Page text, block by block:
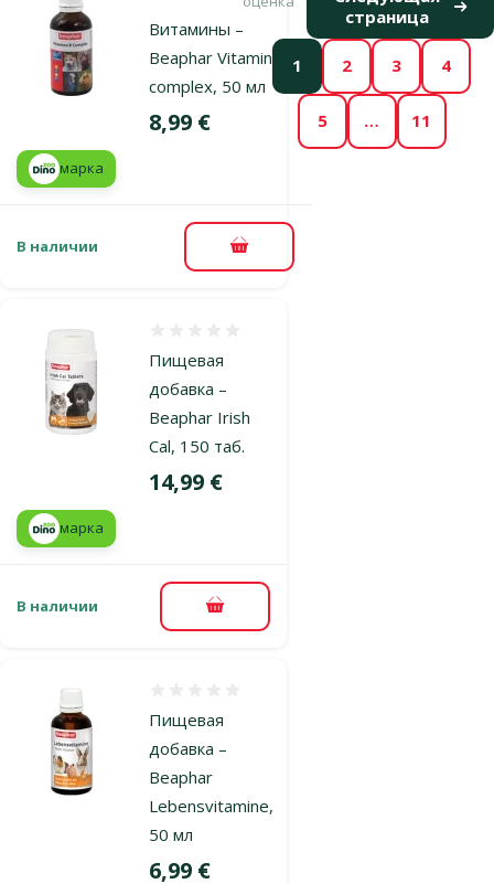
Витамины –
Beaphar Vitamin B-
complex, 50 мл
Цена
8,99 €
марка
В наличии В корзину
Пищевая
добавка –
Beaphar Irish
Cal, 150 таб.
Цена
14,99 €
марка
В наличии В корзину
Пищевая
добавка –
Beaphar
Lebensvitamine,
50 мл
Цена
6,99 €
1 2 3 4
5 … 11
страница